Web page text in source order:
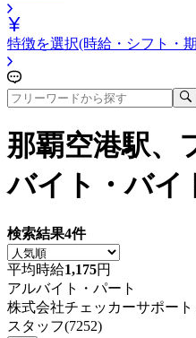
特徴を選択(時給・シフト・
那覇空港駅、
バイト・バイ
検索結果4件
平均時給1,175円
アルバイト・パート
株式会社チェッカーサポー
スタッフ(7252)